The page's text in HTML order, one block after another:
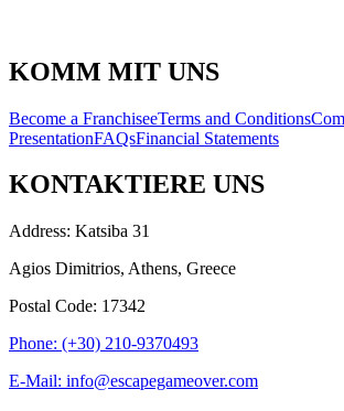
KOMM MIT UNS
Become a FranchiseeTerms and Conditions
PresentationFAQsFinancial Statements
KONTAKTIERE UNS
Address: Katsiba 31
Agios Dimitrios, Athens, Greece
Postal Code: 17342
Phone: (+30) 210-9370493
E-Mail: info@escapegameover.com